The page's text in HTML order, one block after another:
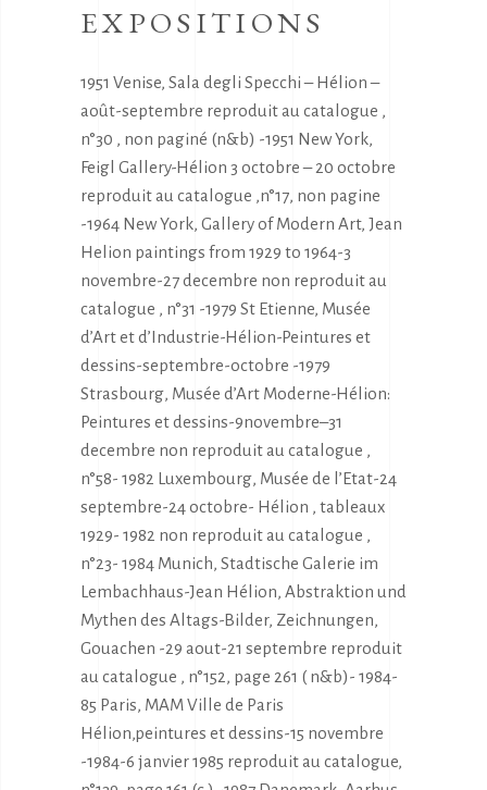
EXPOSITIONS
1951 Venise, Sala degli Specchi – Hélion –
août-septembre reproduit au catalogue ,
n°30 , non paginé (n&b) -1951 New York,
Feigl Gallery-Hélion 3 octobre – 20 octobre
reproduit au catalogue ,n°17, non pagine
-1964 New York, Gallery of Modern Art, Jean
Helion paintings from 1929 to 1964-3
novembre-27 decembre non reproduit au
catalogue , n°31 -1979 St Etienne, Musée
d’Art et d’Industrie-Hélion-Peintures et
dessins-septembre-octobre -1979
Strasbourg, Musée d’Art Moderne-Hélion:
Peintures et dessins-9novembre–31
decembre non reproduit au catalogue ,
n°58- 1982 Luxembourg, Musée de l’Etat-24
septembre-24 octobre- Hélion , tableaux
1929- 1982 non reproduit au catalogue ,
n°23- 1984 Munich, Stadtische Galerie im
Lembachhaus-Jean Hélion, Abstraktion und
Mythen des Altags-Bilder, Zeichnungen,
Gouachen -29 aout-21 septembre reproduit
au catalogue , n°152, page 261 ( n&b)- 1984-
85 Paris, MAM Ville de Paris
Hélion,peintures et dessins-15 novembre
-1984-6 janvier 1985 reproduit au catalogue,